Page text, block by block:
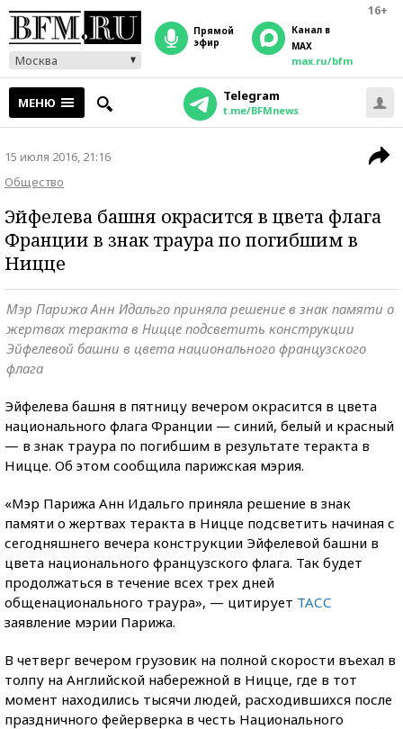
16+
Москва
прямой
эфир
Канал в
MAX
max.ru/bfm
МЕНЮ Telegram
t.me/BFMnews
15 июля 2016, 21:16
Общество
Эйфелева башня окрасится в цвета флага
Франции в знак траура по погибшим в
Ницце
Мэр Парижа Анн Идальго приняла решение в знак памяти о
жертвах теракта в Ницце подсветить конструкции
Эйфелевой башни в цвета национального французского
флага
Эйфелева башня в пятницу вечером окрасится в цвета
национального флага Франции — синий, белый и красный
— в знак траура по погибшим в результате теракта в
Ницце. Об этом сообщила парижская мэрия.
«Мэр Парижа Анн Идальго приняла решение в знак
памяти о жертвах теракта в Ницце подсветить начиная с
сегодняшнего вечера конструкции Эйфелевой башни в
цвета национального французского флага. Так будет
продолжаться в течение всех трех дней
общенационального траура», — цитирует ТАСС
заявление мэрии Парижа.
В четверг вечером грузовик на полной скорости въехал в
толпу на Английской набережной в Ницце, где в тот
момент находились тысячи людей, расходившихся после
праздничного фейерверка в честь Национального